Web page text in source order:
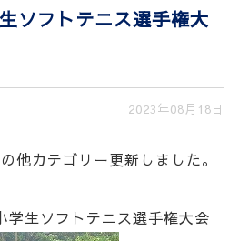
ソフトテニス選手権大
2023年08月18日
カテゴリー更新しました。
学生ソフトテニス選手権大会